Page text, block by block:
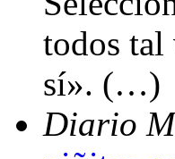
todos tal
sí». (…)
Diario